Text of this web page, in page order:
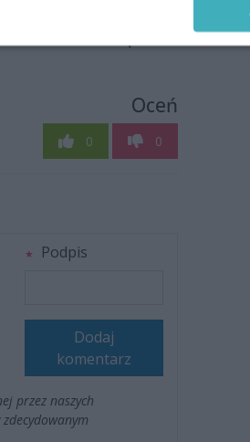
Oceń
0 0
Podpis
Dodaj
komentarz
przez naszych